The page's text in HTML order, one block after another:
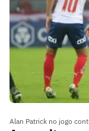
Alan Patrick no jogo